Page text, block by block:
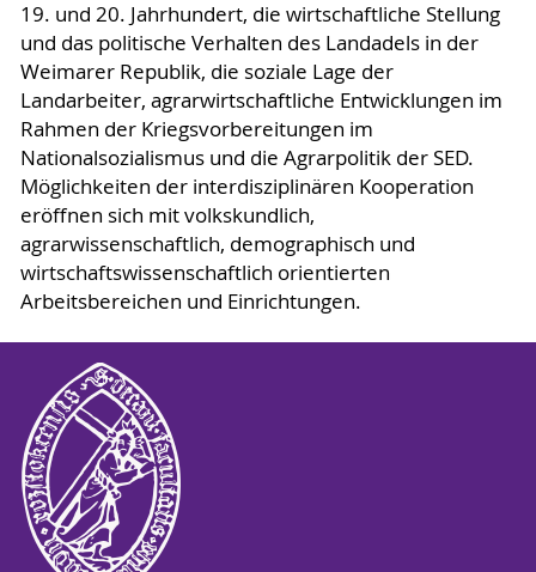
19. und 20. Jahrhundert, die wirtschaftliche Stellung
und das politische Verhalten des Landadels in der
Weimarer Republik, die soziale Lage der
Landarbeiter, agrarwirtschaftliche Entwicklungen im
Rahmen der Kriegsvorbereitungen im
Nationalsozialismus und die Agrarpolitik der SED.
Möglichkeiten der interdisziplinären Kooperation
eröffnen sich mit volkskundlich,
agrarwissenschaftlich, demographisch und
wirtschaftswissenschaftlich orientierten
Arbeitsbereichen und Einrichtungen.